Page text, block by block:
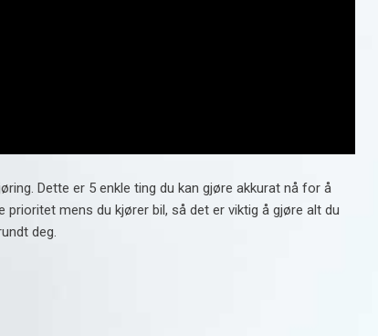
Dette er 5 enkle ting du kan gjøre akkurat nå for å
mens du kjører bil, så det er viktig å gjøre alt du
deg.